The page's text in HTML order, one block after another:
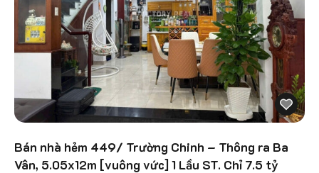
Bán nhà hẻm 449/ Trường Chinh – Thông ra Ba
Vân, 5.05x12m [vuông vức] 1 Lầu ST. Chỉ 7.5 tỷ